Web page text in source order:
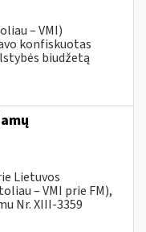
– VMI)
konfiskuotas
biudžetą
Lietuvos
– VMI prie FM),
Nr. XIII-3359